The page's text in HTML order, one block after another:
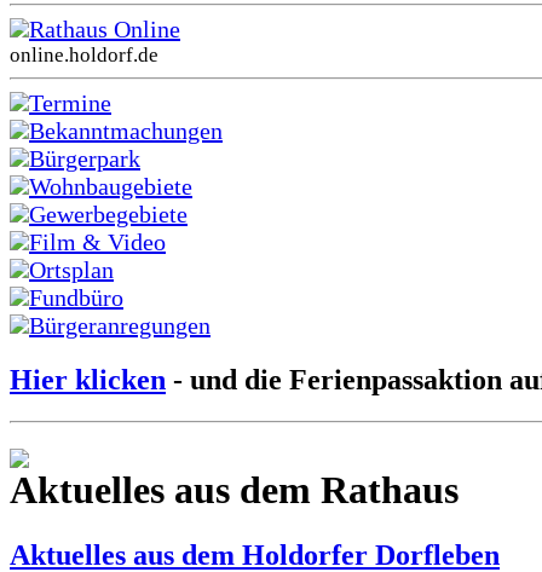
Rathaus Online
online.holdorf.de
Termine
Bekanntmachungen
Bürgerpark
Wohnbaugebiete
Gewerbegebiete
Film & Video
Ortsplan
Fundbüro
Bürgeranregungen
Hier klicken - und die Ferienpassaktion
Aktuelles aus dem Rathaus
Aktuelles aus dem Holdorfer Dorfleben